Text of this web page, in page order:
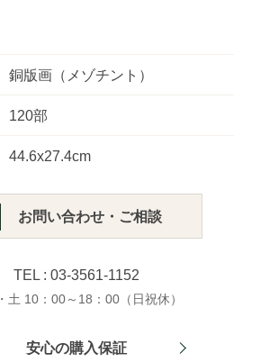
銅版画（メゾチント）
120部
44.6x27.4cm
お問い合わせ・ご相談
TEL : 03-3561-1152
土 10：00～18：00（日祝休）
安心の購入保証